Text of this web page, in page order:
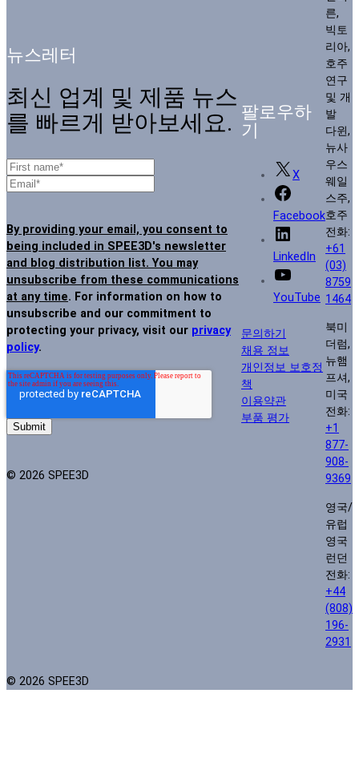
뉴스레터
최신 업계 및 제품 뉴스
를 빠르게 받아보세요.
By providing your email, you consent to
being included in SPEE3D's newsletter
and blog distribution list. You may
unsubscribe from these communications
at any time. For information on how to
unsubscribe and our commitment to
protecting your privacy, visit our privacy
policy.
© 2026 SPEE3D
팔로우하
기
X
Facebook
LinkedIn
YouTube
문의하기
채용 정보
개인정보 보호정
책
이용약관
부품 평가
른,
빅토
리아,
호주
연구
및 개
발
다윈,
뉴사
우스
웨일
스주,
호주
전화:
+61
(03)
8759
1464
북미
더럼,
뉴햄
프셔,
미국
전화:
+1
877-
908-
9369
영국/
유럽
영국
런던
전화:
+44
(808)
196-
2931
© 2026 SPEE3D